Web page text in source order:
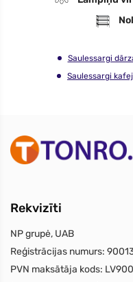
Saulessargi
Saulessargi
Rekvizīti
NP grupė, UAB
Reģistrācijas numurs:
PVN maksātāja kods: